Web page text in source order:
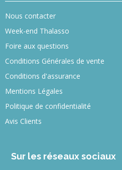
Nous contacter
Week-end Thalasso
Foire aux questions
Conditions Générales de vente
Conditions d'assurance
Mentions Légales
Politique de confidentialité
Avis Clients
Sur les réseaux sociaux